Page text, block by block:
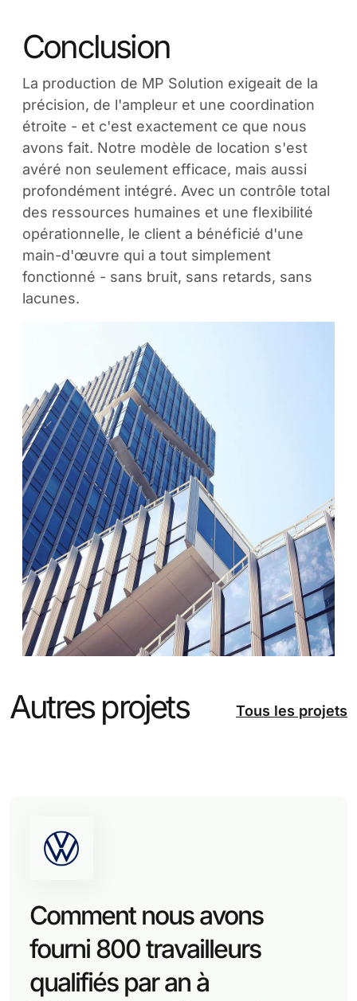
Conclusion
La production de MP Solution exigeait de la
précision, de l'ampleur et une coordination
étroite - et c'est exactement ce que nous
avons fait. Notre modèle de location s'est
avéré non seulement efficace, mais aussi
profondément intégré. Avec un contrôle total
des ressources humaines et une flexibilité
opérationnelle, le client a bénéficié d'une
main-d'œuvre qui a tout simplement
fonctionné - sans bruit, sans retards, sans
lacunes.
Autres projets Tous les projets
Comment nous avons
fourni 800 travailleurs
qualifiés par an à